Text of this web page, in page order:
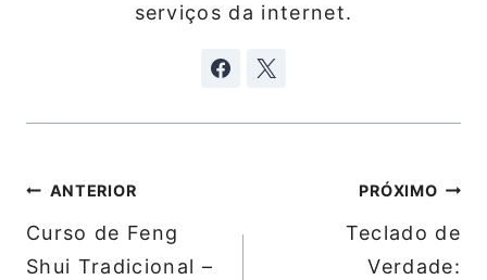
serviços da internet.
Navegação
de
Post
ANTERIOR
Curso de Feng
Shui Tradicional –
PRÓXIMO
Teclado de
Verdade: